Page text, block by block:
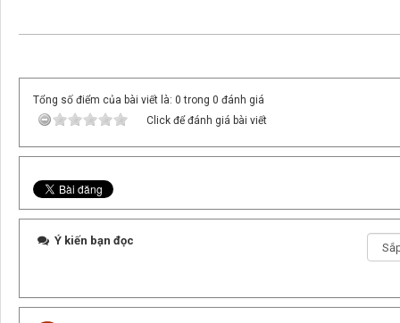
Tổng số điểm của bài viết là: 0 trong 0 đánh giá
Click để đánh giá bài viết
Ý kiến bạn đọc